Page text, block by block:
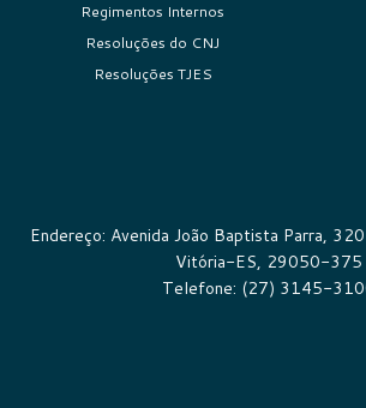
Regimentos Internos
Resoluções do CNJ
Resoluções TJES
Endereço: Avenida João Baptista Parra,
Vitória-ES, 29050-375
Telefone: (27) 3145-